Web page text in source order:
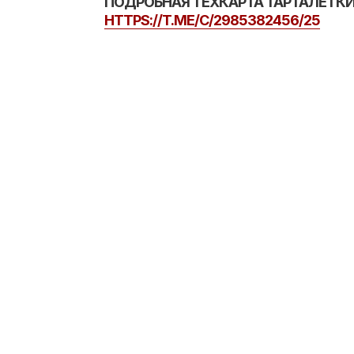
HTTPS://T.ME/C/2985382456/25